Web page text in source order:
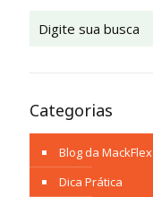
Categorias
Blog da MackFlex
Dica Prática